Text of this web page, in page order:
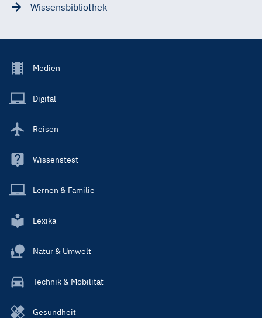
Wissensbibliothek
Footer
Main
Medien
Digital
Reisen
Wissenstest
Lernen & Familie
Lexika
Natur & Umwelt
Technik & Mobilität
Gesundheit